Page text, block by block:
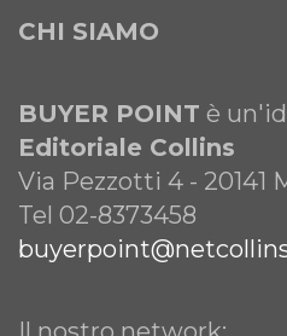
CHI SIAMO
BUYER POINT è
Editoriale Collins
Via Pezzotti 4 - 20141
Tel 02-8373458